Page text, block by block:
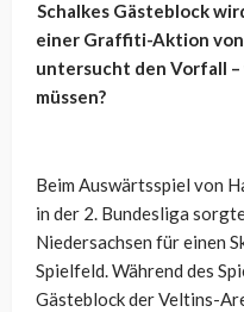
Schalkes Gästeblock
einer Graffiti-Aktion von
untersucht den Vorfall
müssen?
Beim Auswärtsspiel von
in der 2. Bundesliga
Niedersachsen für einen
Spielfeld. Während des
Gästeblock der Veltins-